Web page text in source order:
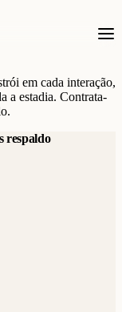
em cada interação,
a estadia. Contrata-
respaldo